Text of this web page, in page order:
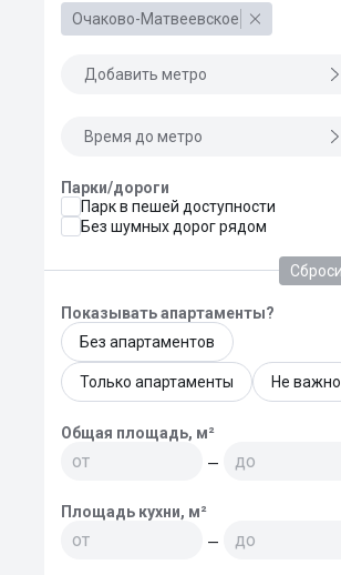
Очаково-Матвеевское
Добавить метро
Время до метро
Парки/дороги
Парк в пешей доступности
Без шумных дорог рядом
Показывать апартаменты?
Без апартаментов
Только апартаменты Не важно
Общая площадь, м²
—
Площадь кухни, м²
—